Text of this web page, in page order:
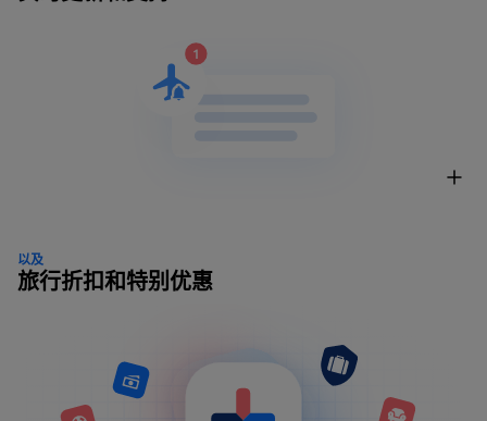
以及
旅行折扣和特别优惠